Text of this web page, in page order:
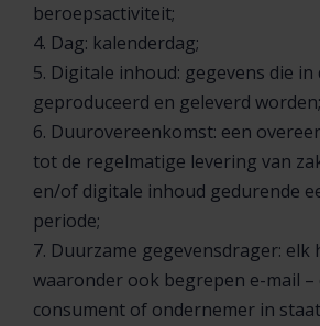
beroepsactiviteit;
4. Dag: kalenderdag;
5. Digitale inhoud: gegevens die
geproduceerd en geleverd worden;
6. Duurovereenkomst: een
tot de regelmatige levering van
en/of digitale inhoud gedurende
periode;
7. Duurzame gegevensdrager: elk
waaronder ook begrepen e-mail –
consument of ondernemer in